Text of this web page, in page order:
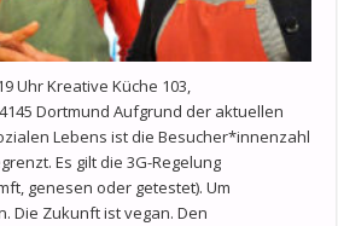
Uhr Kreative Küche 103,
Dortmund Aufgrund der aktuellen
Lebens ist die Besucher*innenzahl
Es gilt die 3G-Regelung
genesen oder getestet). Um
Die Zukunft ist vegan. Den